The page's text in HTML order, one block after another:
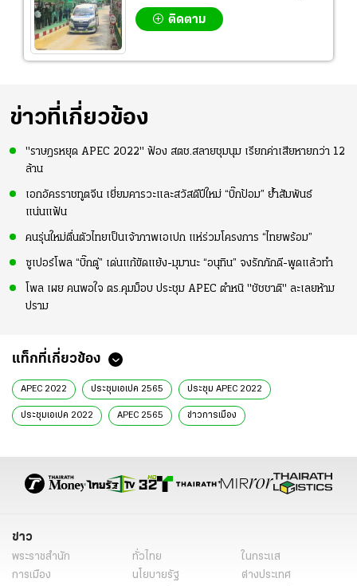
ติดตาม
ข่าวที่เกี่ยวข้อง
"ราษฎรหยุด APEC 2022" ฟ้อง สตช.สลายชุมนุม เรียกค่าเสียหายกว่า 12
ล้าน
เอกอัครราชทูตจีน เยี่ยมคารวะและสวัสดีปีใหม่ “บิ๊กป้อม” ย้ำสัมพันธ์
แน่นแฟ้น
คนรุ่นใหม่ตื่นตัวไทยเป็นเจ้าภาพเอเปก แห่ร่วมโครงการ “ไทยพร้อม”
ซูเปอร์โพล “บิ๊กตู่” เด่นแก้ขัดแย้ง-มุมานะ “อนุทิน” จงรักภักดี-พูดแล้วทำ
โพล เผย คนพอใจ ตร.คุมม็อบ ประชุม APEC ตำหนิ "ชัชชาติ" ละเลยห้าม
ปราม
แท็กที่เกี่ยวข้อง
APEC 2022 ประชุมเอเปค 2565 ประชุม APEC 2022
ประชุมเอเปค 2022 APEC 2565 ข่าวการเมือง
ประยุทธ์ จันทร์โอชา นายกรัฐมนตรี
ข่าว
พระราชสำนัก ทั่วไทย
ในกระแส
การเมือง
นโยบายรัฐ
ต่างประเทศ